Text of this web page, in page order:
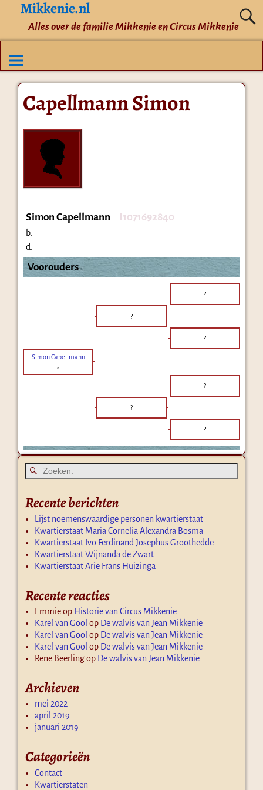
Mikkenie.nl
Alles over de familie Mikkenie en Circus Mikkenie
Capellmann Simon
Simon Capellmann I1071692840
b:
d:
Voorouders
?
?
?
Simon Capellmann
-
?
?
?
Recente berichten
Lijst noemenswaardige personen kwartierstaat
Kwartierstaat Maria Cornelia Alexandra Bosma
Kwartierstaat Ivo Ferdinand Josephus Groothedde
Kwartierstaat Wijnanda de Zwart
Kwartierstaat Arie Frans Huizinga
Recente reacties
Emmieop Historie van Circus Mikkenie
Karel van Gool op De walvis van Jean Mikkenie
Karel van Gool op De walvis van Jean Mikkenie
Karel van Gool op De walvis van Jean Mikkenie
Rene Beerlingop De walvis van Jean Mikkenie
Archieven
mei 2022
april 2019
januari 2019
Categorieën
Contact
Kwartierstaten